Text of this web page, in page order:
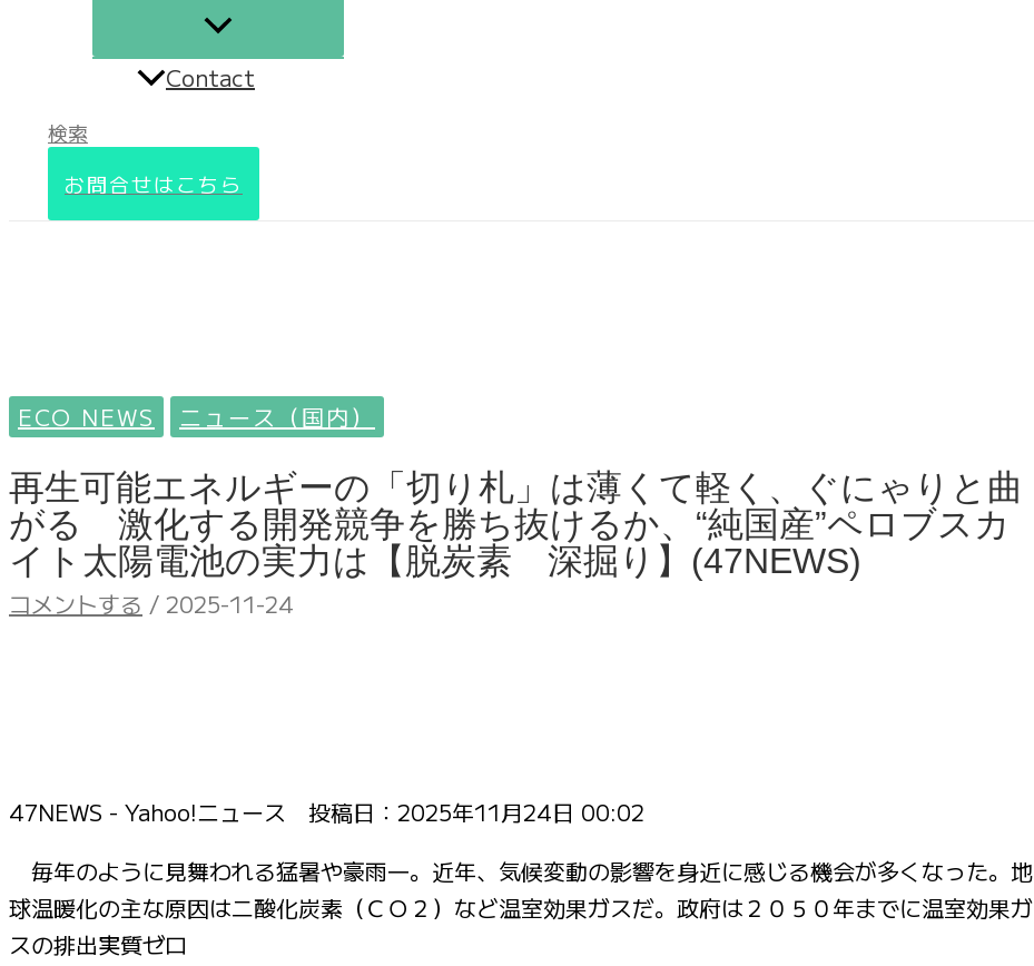
Contact
検索
お問合せはこちら
ECO NEWS ニュース（国内）
再生可能エネルギーの「切り札」は薄くて軽く、ぐにゃりと曲
がる 激化する開発競争を勝ち抜けるか、“純国産”ペロブスカ
イト太陽電池の実力は【脱炭素 深掘り】(47NEWS)
コメントする / 2025-11-24
47NEWS - Yahoo!ニュース 投稿日： 2025年11月24日 00:02
毎年のように見舞われる猛暑や豪雨―。近年、気候変動の影響を身近に感じる機会が多くなった。地
球温暖化の主な原因は二酸化炭素（ＣＯ２）など温室効果ガスだ。政府は２０５０年までに温室効果ガ
スの排出実質ゼロ